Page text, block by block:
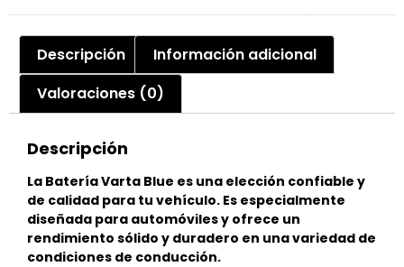
Descripción
Información adicional
Valoraciones (0)
Descripción
La Batería Varta Blue es una elección confiable y
de calidad para tu vehículo. Es especialmente
diseñada para automóviles y ofrece un
rendimiento sólido y duradero en una variedad de
condiciones de conducción.